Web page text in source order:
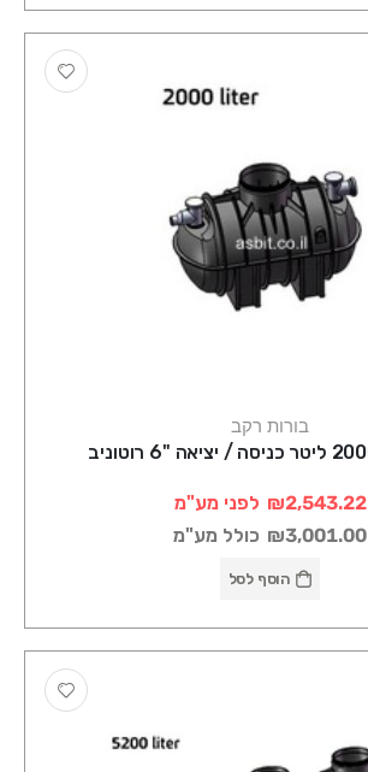
בורות רקב
₪2,543.22 לפני מע"מ
₪3,001.00 כולל מע"מ
הוסף לסל